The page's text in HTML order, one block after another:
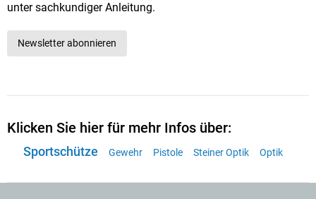
unter sachkundiger Anleitung.
Newsletter abonnieren
Klicken Sie hier für mehr Infos über:
Sportschütze Gewehr Pistole Steiner Optik Optik